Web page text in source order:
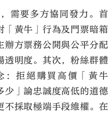
需要多方協同發力。首
「黃牛」行為及門票暗箱
辦方票務公開與公平分配
透明度。其次，粉絲群體
：拒絕購買高價「黃牛
少」論忠誠度高低的道德
不採取極端手段維權。在